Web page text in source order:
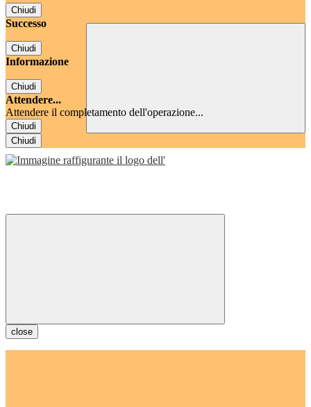
Chiudi
Successo
Chiudi
Informazione
Chiudi
Attendere...
Attendere il completamento dell'operazione...
Chiudi
Chiudi
close